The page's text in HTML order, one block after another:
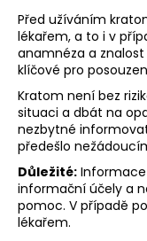
Před užíváním
lékařem, a to i v
anamnéza a
klíčové pro
Kratom není bez
situaci a dbát na
nezbytné
předešlo
Důležité:
informační účely a
pomoc. V případě
lékařem.
D
o
p
o
r
u
č